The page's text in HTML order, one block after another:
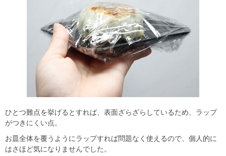
ひとつ難点を挙げるとすれば、表面ざらざらしているため、ラップ
がつきにくい点。
お皿全体を覆うようにラップすれば問題なく使えるので、個人的に
はさほど気になりませんでした。